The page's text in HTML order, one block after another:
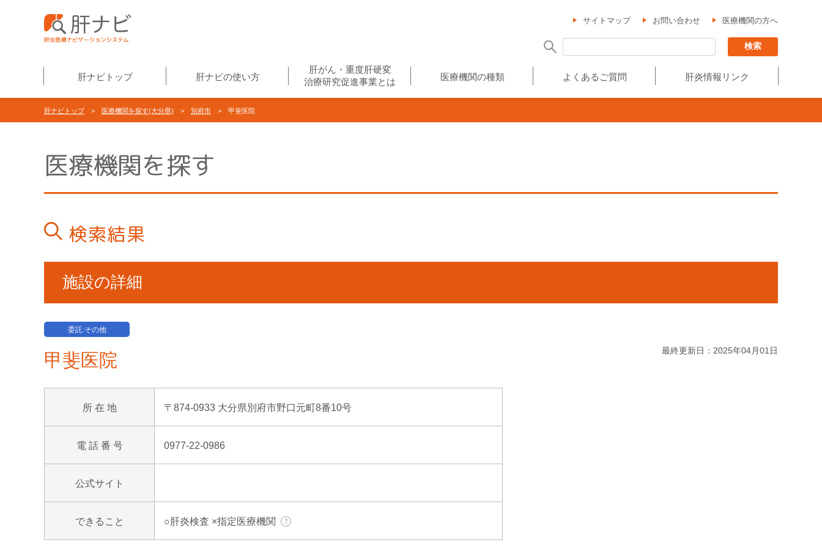
サイトマップ お問い合わせ 医療機関の方へ
肝ナビトップ 肝ナビの使い方
肝がん・重度肝硬変
治療研究促進事業とは
医療機関の種類 よくあるご質問 肝炎情報リンク
肝ナビトップ> 医療機関を探す(大分県) > 別府市 > 甲斐医院
医療機関を探す
検索結果
施設の詳細
委託:その他
甲斐医院
所 在 地 〒874-0933 大分県別府市野口元町8番10号
電 話 番 号 0977-22-0986
公式サイト
できること ○肝炎検査 ×指定医療機関
最終更新日：2025年04月01日